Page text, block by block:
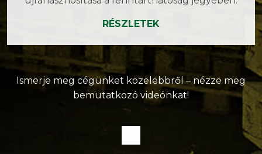
RÉSZLETEK
Ismerje meg cégünket közelebbről – nézze meg
bemutatkozó videónkat!